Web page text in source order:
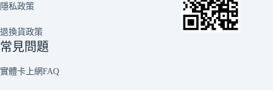
隱私政策
退換貨政策
常見問題
實體卡上網FAQ